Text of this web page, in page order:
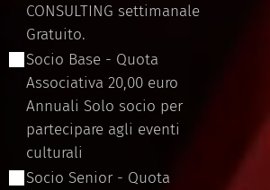
CONSULTING settimanale
Gratuito.
Socio Base - Quota
Associativa 20,00 euro
Annuali Solo socio per
partecipare agli eventi
culturali
Socio Senior - Quota